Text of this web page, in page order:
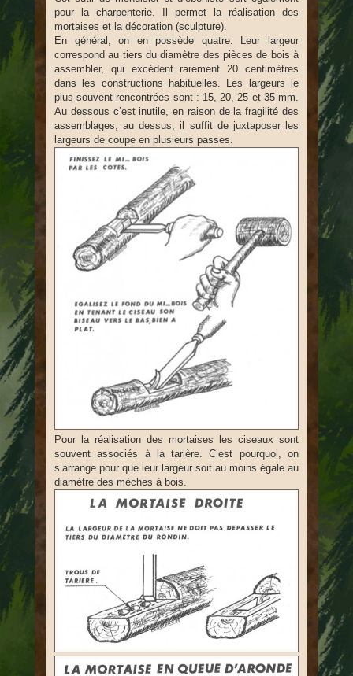
pour la charpenterie. Il permet la réalisation des
mortaises et la décoration (sculpture).
En général, on en possède quatre. Leur largeur
correspond au tiers du diamètre des pièces de bois à
assembler, qui excédent rarement 20 centimètres
dans les constructions habituelles. Les largeurs le
plus souvent rencontrées sont : 15, 20, 25 et 35 mm.
Au dessous c’est inutile, en raison de la fragilité des
assemblages, au dessus, il suffit de juxtaposer les
largeurs de coupe en plusieurs passes.
Pour la réalisation des mortaises les ciseaux sont
souvent associés à la tarière. C’est pourquoi, on
s’arrange pour que leur largeur soit au moins égale au
diamètre des mèches à bois.